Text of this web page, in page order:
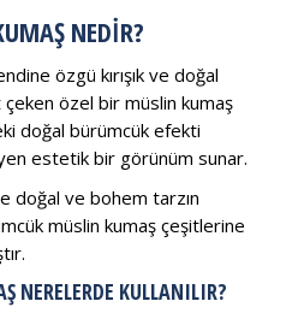
NEDIR?
özgü kırışık ve doğal
özel bir müslin kumaş
doğal bürümcük efekti
estetik bir görünüm sunar.
doğal ve bohem tarzın
müslin kumaş çeşitlerine
NERELERDE KULLANILIR?